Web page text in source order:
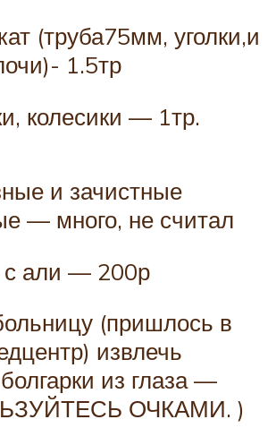
(труба75мм, уголки,и
1.5тр
колесики — 1тр.
и зачистные
— много, не считал
с али — 200р
(пришлось в
извлечь
из глаза —
ОЧКАМИ. )